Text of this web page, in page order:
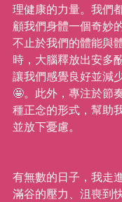
理健康的力量。我們
顧我們身體一個奇妙
不止於我們的體能與
時，大腦釋放出安多
讓我們感覺良好並減
🤩。此外，專注於節
種正念的形式，幫助
並放下憂慮。
有無數的日子，我走
滿谷的壓力、沮喪到